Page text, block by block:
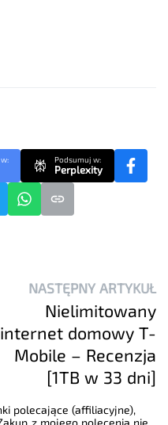
Podsumuj w:
Perplexity
NASTĘPNY ARTYKUŁ
Nielimitowany
internet domowy T-
Mobile – Recenzja
[1TB w 33 dni]
polecające (affiliacyjne),